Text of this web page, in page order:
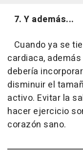
7. Y además...
Cuando ya se
cardiaca,
debería
disminuir el
activo. Evitar la
hacer ejercicio
corazón sano.